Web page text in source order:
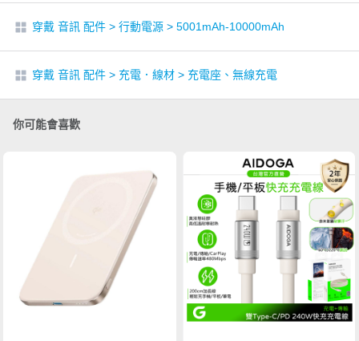
穿戴 音訊 配件 > 行動電源 > 5001mAh-10000mAh
穿戴 音訊 配件 > 充電．線材 > 充電座、無線充電
你可能會喜歡